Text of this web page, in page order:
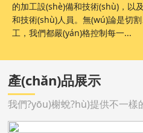
的加工設(shè)備和技術(shù)，以
和技術(shù)人員。無(wú)論是切
工，我們都嚴(yán)格控制每一...
產(chǎn)品展示
我們?yōu)榭蛻?hù)提供不一樣